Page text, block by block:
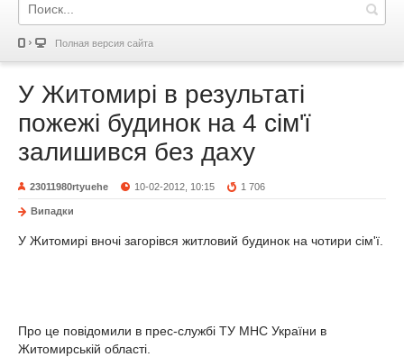
Полная версия сайта
У Житомирі в результаті
пожежі будинок на 4 сім'ї
залишився без даху
23011980rtyuehe 10-02-2012, 10:15 1 706
Випадки
У Житомирі вночі загорівся житловий будинок на чотири сім'ї.
Про це повідомили в прес-службі ТУ МНС України в
Житомирській області.